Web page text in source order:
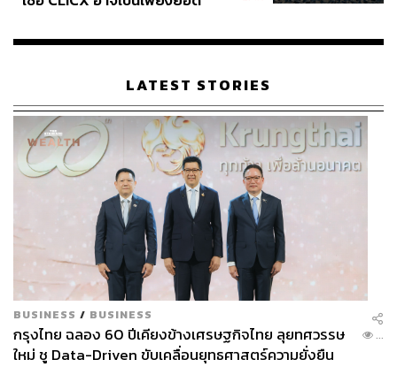
เรือนไทยที่ถูกซุกไว้
LATEST STORIES
BUSINESS / BUSINESS
กรุงไทย ฉลอง 60 ปีเคียงข้างเศรษฐกิจไทย ลุยทศวรรษ
ใหม่ ชู Data-Driven ขับเคลื่อนยุทธศาสตร์ความยั่งยืน
...